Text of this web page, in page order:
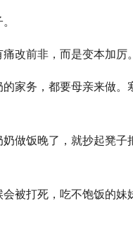
改前非，而是变本加厉。
家务，都要母亲来做
做饭晚了，就抄起凳
被打死，吃不饱饭的妹